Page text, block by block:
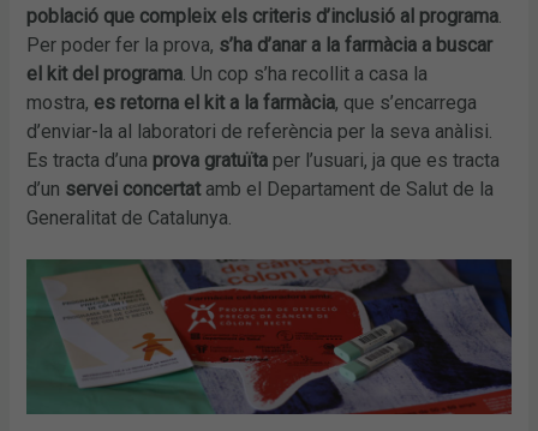
població que compleix els criteris d’inclusió al programa.
Per poder fer la prova, s’ha d’anar a la farmàcia a buscar
el kit del programa. Un cop s’ha recollit a casa la
mostra, es retorna el kit a la farmàcia, que s’encarrega
d’enviar-la al laboratori de referència per la seva anàlisi.
Es tracta d’una prova gratuïta per l’usuari, ja que es tracta
d’un servei concertatamb el Departament de Salut de la
Generalitat de Catalunya.